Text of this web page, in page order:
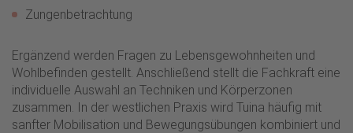
Zungenbetrachtung
Ergänzend werden Fragen zu Lebensgewohnheiten und
Wohlbefinden gestellt. Anschließend stellt die Fachkraft eine
individuelle Auswahl an Techniken und Körperzonen
zusammen. In der westlichen Praxis wird Tuina häufig mit
sanfter Mobilisation und Bewegungsübungen kombiniert und